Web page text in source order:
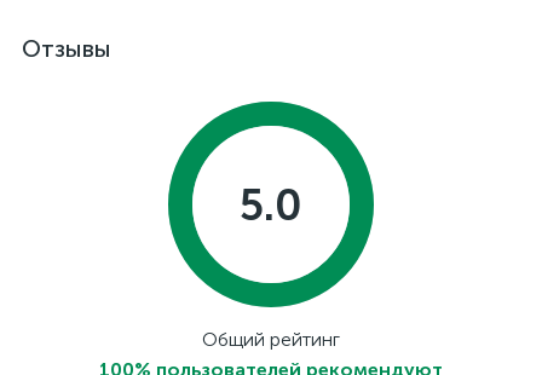
Отзывы
5.0
Общий рейтинг
100% пользователей рекомендуют